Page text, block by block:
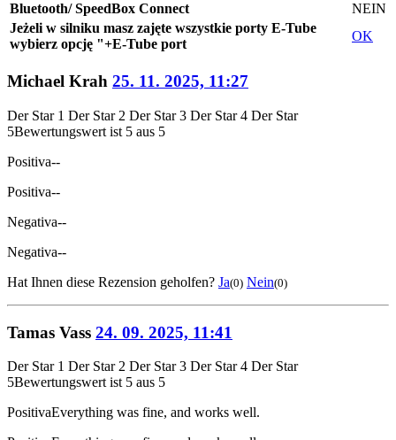
Bluetooth/ SpeedBox Connect
NEIN
Jeżeli w silniku masz zajęte wszystkie porty E-Tube
wybierz opcję "+E-Tube port
OK
Michael Krah 25. 11. 2025, 11:27
Der Star 1 Der Star 2 Der Star 3 Der Star 4 Der Star
5Bewertungswert ist 5 aus 5
Positiva--
Positiva--
Negativa--
Negativa--
Hat Ihnen diese Rezension geholfen? Ja(0) Nein(0)
Tamas Vass 24. 09. 2025, 11:41
Der Star 1 Der Star 2 Der Star 3 Der Star 4 Der Star
5Bewertungswert ist 5 aus 5
PositivaEverything was fine, and works well.